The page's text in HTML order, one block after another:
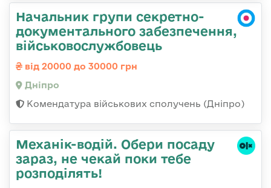
Начальник групи секретно-
документального забезпечення,
військовослужбовець
від 20000 до 30000 грн
Дніпро
Комендатура військових сполучень (Дніпро)
Механік-водій. Обери посаду
зараз, не чекай поки тебе
розподілять!